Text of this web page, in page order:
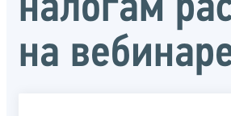
налогам
на